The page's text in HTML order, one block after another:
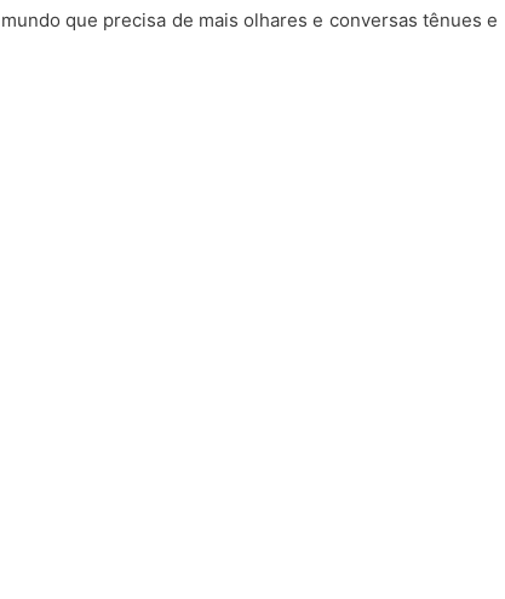
que precisa de mais olhares e conversas tênues e